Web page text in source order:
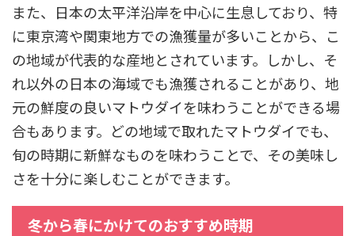
また、日本の太平洋沿岸を中心に生息しており、特
に東京湾や関東地方での漁獲量が多いことから、こ
の地域が代表的な産地とされています。しかし、そ
れ以外の日本の海域でも漁獲されることがあり、地
元の鮮度の良いマトウダイを味わうことができる場
合もあります。どの地域で取れたマトウダイでも、
旬の時期に新鮮なものを味わうことで、その美味し
さを十分に楽しむことができます。
冬から春にかけてのおすすめ時期